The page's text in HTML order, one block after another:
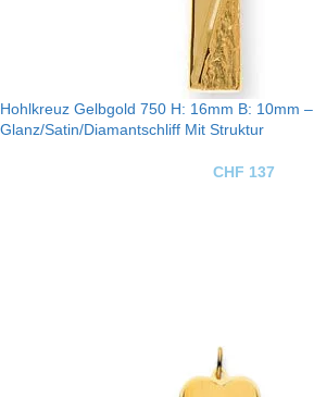
Hohlkreuz Gelbgold 750 H: 16mm B: 10mm –
Glanz/Satin/Diamantschliff Mit Struktur
CHF 137